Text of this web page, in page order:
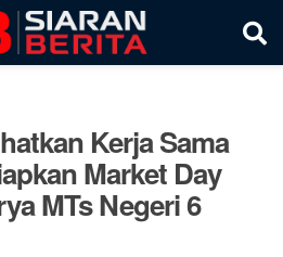
Kerja Sama
Market Day
MTs Negeri 6